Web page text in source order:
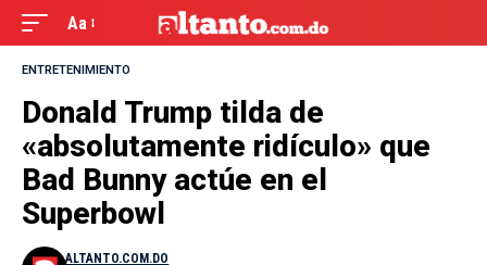
Aa
ENTRETENIMIENTO
Donald Trump tilda de
«absolutamente ridículo» que
Bad Bunny actúe en el
Superbowl
ALTANTO.COM.DO